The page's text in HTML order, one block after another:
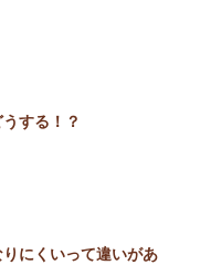
する！？
にくいって違いがあ